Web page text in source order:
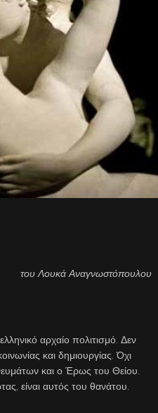
του Λουκά Αναγνωστόπουλου
αρχαίο πολιτισμό. Δεν
και δημιουργίας. Όχι
και ο Έρως του Θείου.
είναι αυτός του θανάτου.